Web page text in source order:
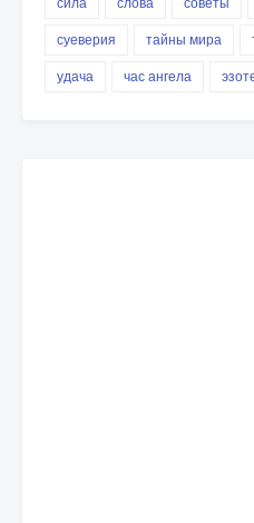
суеверия
тайны мира
удача
час ангела